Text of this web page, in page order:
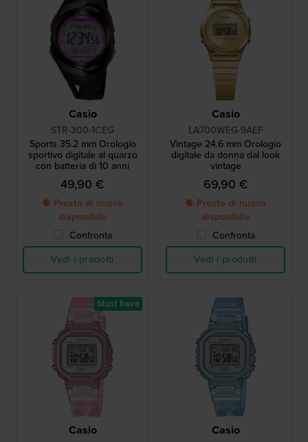
Casio
STR-300-1CEG
Sports 35.2 mm Orologio
sportivo digitale al quarzo
con batteria di 10 anni
49,90 €
● Presto di nuovo
disponibile
Confronta
Vedi i prodotti
Casio
LA700WEG-9AEF
Vintage 24.6 mm Orologio
digitale da donna dal look
vintage
69,90 €
● Presto di nuovo
disponibile
Confronta
Vedi i prodotti
Casio
Must have
Casio